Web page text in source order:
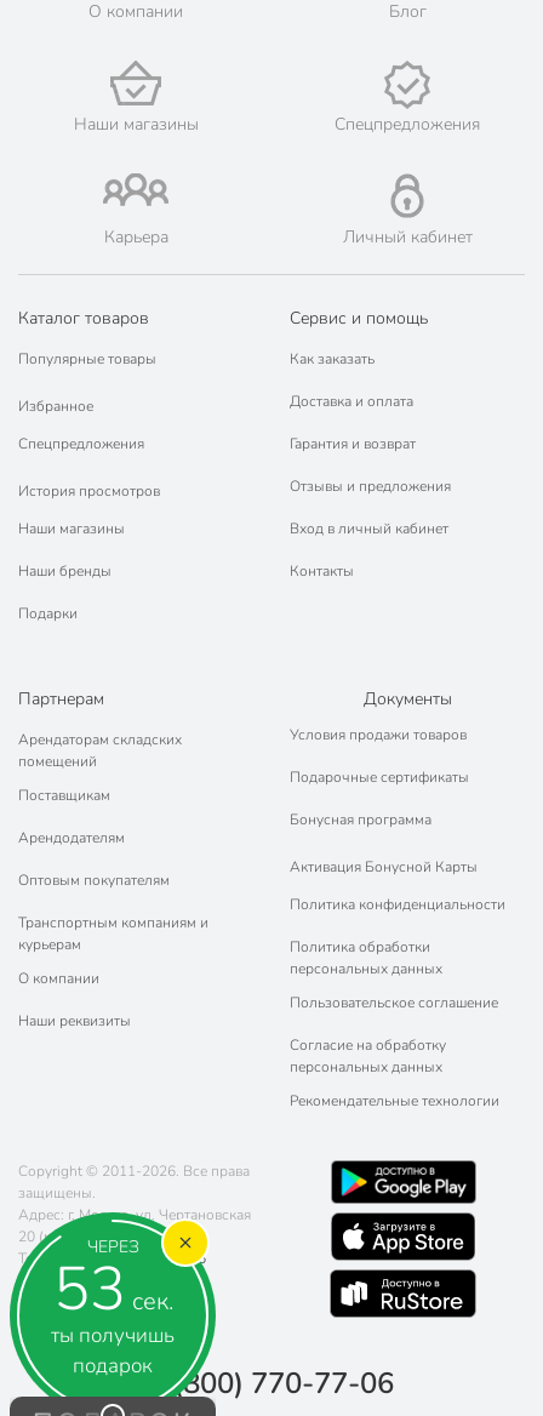
ЧЕРЕЗ
52 сек.
ты получишь
подарок
О компании Блог
Наши магазины Спецпредложения
Карьера Личный кабинет
Каталог товаров
Популярные товары
Избранное
Спецпредложения
История просмотров
Наши магазины
Наши бренды
Подарки
Сервис и помощь
Как заказать
Доставка и оплата
Гарантия и возврат
Отзывы и предложения
Вход в личный кабинет
Контакты
Партнерам
Арендаторам складских
помещений
Поставщикам
Арендодателям
Оптовым покупателям
Транспортным компаниям и
курьерам
О компании
Наши реквизиты
Документы
Условия продажи товаров
Подарочные сертификаты
Бонусная программа
Активация Бонусной Карты
Политика конфиденциальности
Политика обработки
персональных данных
Пользовательское соглашение
Согласие на обработку
персональных данных
Рекомендательные технологии
Copyright © 2011-2026. Все права
защищены.
Адрес: г. Москва, ул. Чертановская
20 (метро Южная)
Телефон:
8 (800) 770-77-06
Почта:sales@poryadok.ru
8 (800) 770-77-06